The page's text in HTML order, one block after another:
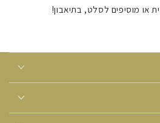
או מוסיפים לסלט, בתיאבון!